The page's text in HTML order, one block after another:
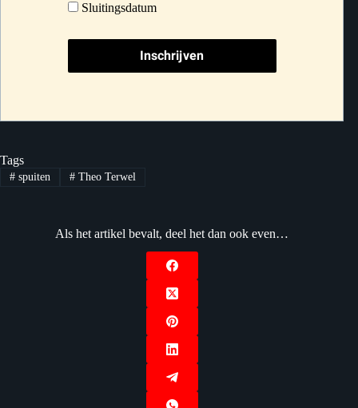
Sluitingsdatum
Tags
#spuiten #Theo Terwel
Als het artikel bevalt, deel het dan ook even…